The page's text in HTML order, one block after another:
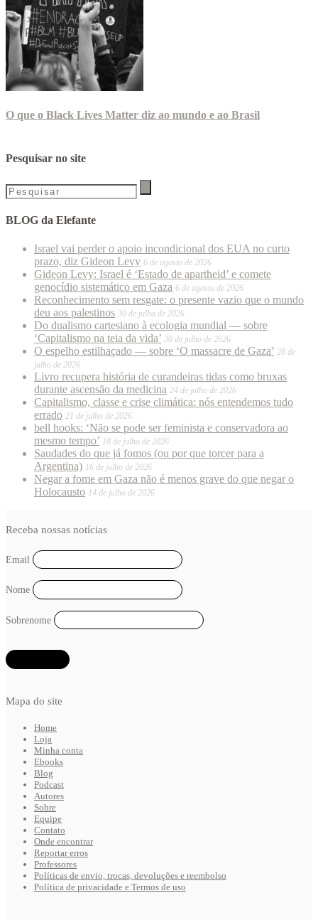
O que o Black Lives Matter diz ao mundo e ao Brasil
Pesquisar no site
BLOG da Elefante
Israel vai perder o apoio incondicional dos EUA no curto
prazo, diz Gideon Levy 6 de agosto de 2026
Gideon Levy: Israel é ‘Estado de apartheid’ e comete
genocídio sistemático em Gaza 6 de agosto de 2026
Reconhecimento sem resgate: o presente vazio que o mundo
deu aos palestinos 30 de julho de 2026
Do dualismo cartesiano à ecologia mundial — sobre
‘Capitalismo na teia da vida’ 30 de julho de 2026
O espelho estilhaçado — sobre ‘O massacre de Gaza’ 28 de
julho de 2026
Livro recupera história de curandeiras tidas como bruxas
durante ascensão da medicina 24 de julho de 2026
Capitalismo, classe e crise climática: nós entendemos tudo
errado 21 de julho de 2026
bell hooks: ‘Não se pode ser feminista e conservadora ao
mesmo tempo’ 18 de julho de 2026
Saudades do que já fomos (ou por que torcer para a
Argentina) 16 de julho de 2026
Negar a fome em Gaza não é menos grave do que negar o
Holocausto 14 de julho de 2026
Mapa do site
Home
Loja
Minha conta
Ebooks
Blog
Podcast
Autores
Sobre
Equipe
Contato
Onde encontrar
Reportar erros
Professores
Políticas de envio, trocas, devoluções e reembolso
Política de privacidade e Termos de uso
Receba nossas notícias
Email
Nome
Sobrenome